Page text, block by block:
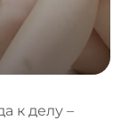
к делу –